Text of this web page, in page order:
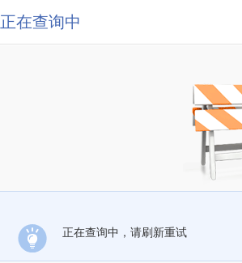
正在查询中
正在查询中，请刷新重试